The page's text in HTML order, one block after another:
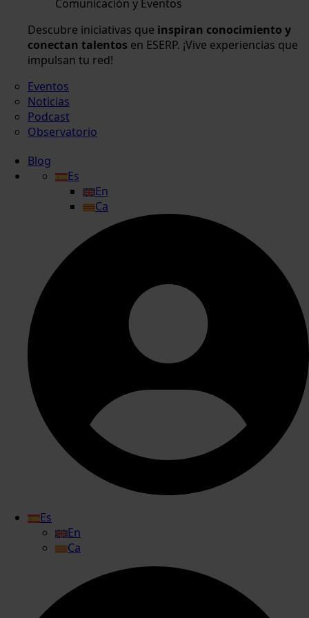
Comunicación y Eventos
Descubre iniciativas que inspiran conocimiento y
conectan talentos en ESERP. ¡Vive experiencias que
impulsan tu red!
Eventos
Noticias
Podcast
Observatorio
Blog
Es
En
Ca
Es
En
Ca